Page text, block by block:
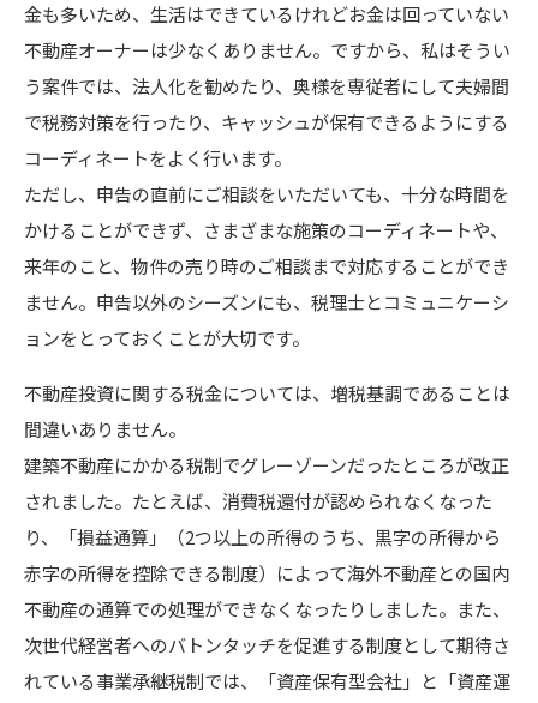
金も多いため、生活はできているけれどお金は回っていない
不動産オーナーは少なくありません。ですから、私はそうい
う案件では、法人化を勧めたり、奥様を専従者にして夫婦間
で税務対策を行ったり、キャッシュが保有できるようにする
コーディネートをよく行います。
ただし、申告の直前にご相談をいただいても、十分な時間を
かけることができず、さまざまな施策のコーディネートや、
来年のこと、物件の売り時のご相談まで対応することができ
ません。申告以外のシーズンにも、税理士とコミュニケーシ
ョンをとっておくことが大切です。
不動産投資に関する税金については、増税基調であることは
間違いありません。
建築不動産にかかる税制でグレーゾーンだったところが改正
されました。たとえば、消費税還付が認められなくなった
り、「損益通算」（2つ以上の所得のうち、黒字の所得から
赤字の所得を控除できる制度）によって海外不動産との国内
不動産の通算での処理ができなくなったりしました。また、
次世代経営者へのバトンタッチを促進する制度として期待さ
れている事業承継税制では、「資産保有型会社」と「資産運